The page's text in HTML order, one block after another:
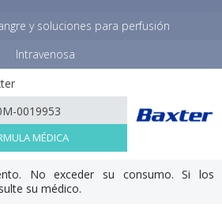
y soluciones para perfusión
Intravenosa
0019953
MÉDICA
No exceder su consumo. Si los
su médico.